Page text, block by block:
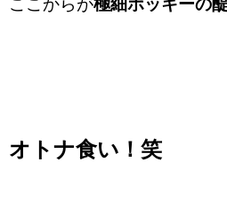
ここからが極細ポッキーの
オトナ食い！笑